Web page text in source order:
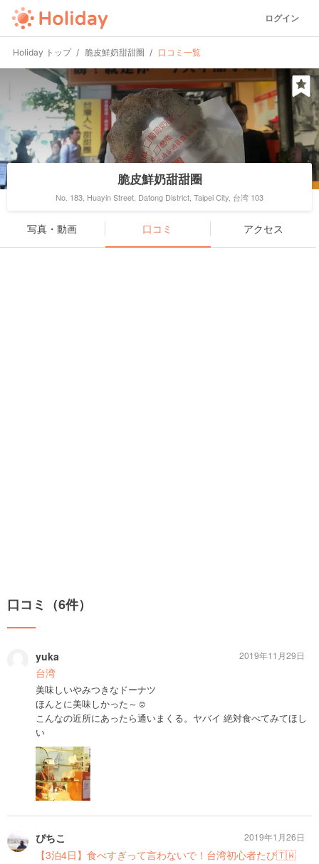
ログイン
Holiday トップ 脆皮鮮奶甜甜圈 口コミ一覧
脆皮鮮奶甜甜圈
No. 183, Huayin Street, Datong District, Taipei City, 台湾 103
写真・動画 口コミ アクセス
口コミ（6件）
yuka
台湾
美味しいやみつきなドーナツ
ほんとに美味しかった～☺️
こんなの近所にあったら通いまくる。ヤバイ 絶対食べてみてほし
い
2019年11月29日
ぴちこ
【3泊4日】食べすぎって言わないで！台湾初心者たび🇹🇼
2019年1月26日